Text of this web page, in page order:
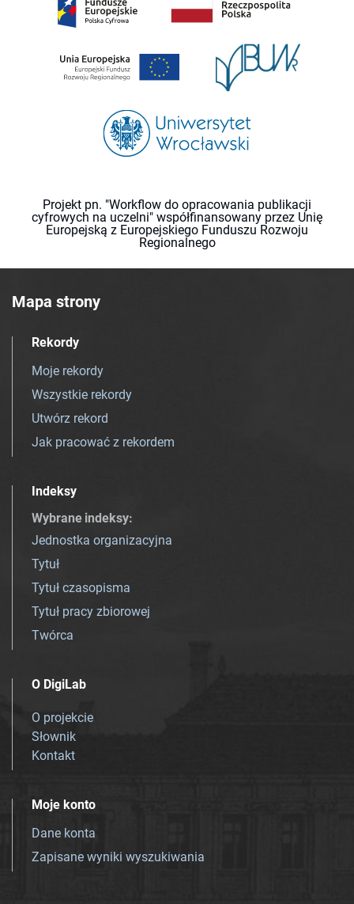
Projekt pn. "Workflow do opracowania publikacji
cyfrowych na uczelni" współfinansowany przez Unię
Europejską z Europejskiego Funduszu Rozwoju
Regionalnego
Mapa strony
Rekordy
Moje rekordy
Wszystkie rekordy
Utwórz rekord
Jak pracować z rekordem
Indeksy
Wybrane indeksy:
Jednostka organizacyjna
Tytuł
Tytuł czasopisma
Tytuł pracy zbiorowej
Twórca
O DigiLab
O projekcie
Słownik
Kontakt
Moje konto
Dane konta
Zapisane wyniki wyszukiwania